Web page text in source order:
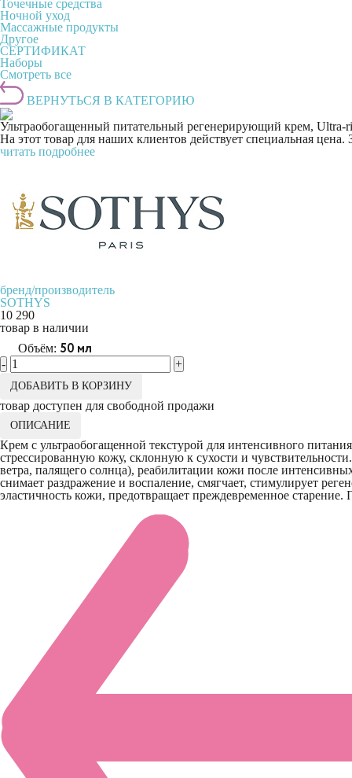
Точечные средства
Ночной уход
Массажные продукты
Другое
СЕРТИФИКАТ
Наборы
Смотреть все
ВЕРНУТЬСЯ В КАТЕГОРИЮ
Ультраобогащенный питательный регенерирующий крем, Ultra-
На этот товар для наших клиентов действует специальная
читать подробнее
бренд/производитель
SOTHYS
10 290
товар в наличии
Объём: 50 мл
- +
ДОБАВИТЬ В КОРЗИНУ
товар доступен для свободной продажи
ОПИСАНИЕ
Крем с ультраобогащенной текстурой для интенсивного
стрессированную кожу, склонную к сухости и
ветра, палящего солнца), реабилитации кожи после
снимает раздражение и воспаление, смягчает, стимулирует
эластичность кожи, предотвращает преждевременное